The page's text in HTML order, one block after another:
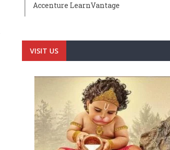
Accenture LearnVantage
VISIT US